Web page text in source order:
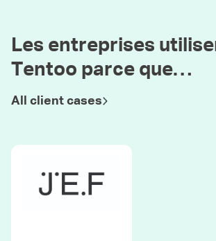
Les entreprises
Tentoo parce que…
All client cases